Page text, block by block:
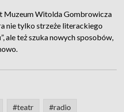
Muzeum Witolda Gombrowicza
nie tylko strzeże literackiego
ale też szuka nowych sposobów,
#teatr #radio